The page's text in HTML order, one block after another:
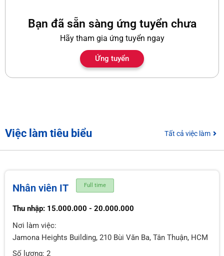
Bạn đã sẵn sàng ứng tuyển chưa
Hãy tham gia ứng tuyển ngay
Ứng tuyển
Việc làm tiêu biểu Tất cả việc làm
Nhân viên IT Full time
Thu nhập: 15.000.000 - 20.000.000
Nơi làm việc:
Jamona Heights Building, 210 Bùi Văn Ba, Tân Thuận, HCM
Số lượng: 2